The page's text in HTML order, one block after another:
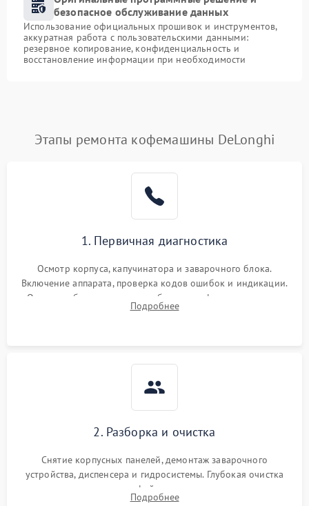
безопасное обслуживание данных
Использование официальных прошивок и инструментов,
аккуратная работа с пользовательскими данными:
резервное копирование, конфиденциальность и
восстановление информации при необходимости
Этапы ремонта кофемашины DeLonghi
1. Первичная диагностика
Осмотр корпуса, капучинатора и заварочного блока.
Включение аппарата, проверка кодов ошибок и индикации.
Оценка работы помпы, термоблока и кофемолки на слух.
Измерение температуры и давления воды для выявления
Подробнее
2. Разборка и очистка
Снятие корпусных панелей, демонтаж заварочного
устройства, диспенсера и гидросистемы. Глубокая очистка
внутренних узлов от кофейных масел, жмыха и накипи.
Промывка дренажных каналов и фильтров с использованием
Подробнее